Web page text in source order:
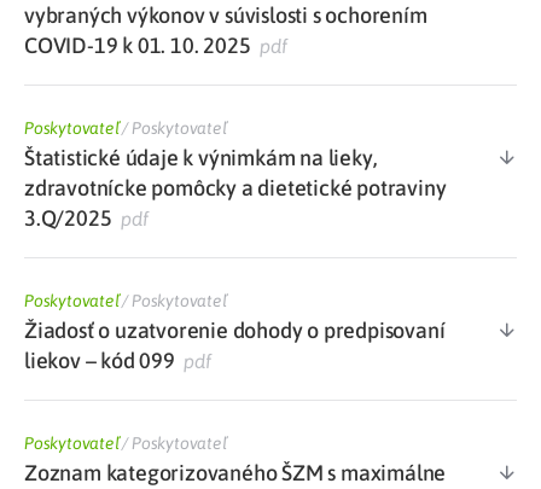
vybraných výkonov v súvislosti s ochorením
COVID-19 k 01. 10. 2025 pdf
Poskytovateľ/Poskytovateľ
Štatistické údaje k výnimkám na lieky,
zdravotnícke pomôcky a dietetické potraviny
3.Q/2025 pdf
Poskytovateľ/Poskytovateľ
Žiadosť o uzatvorenie dohody o predpisovaní
liekov – kód 099 pdf
Poskytovateľ/Poskytovateľ
Zoznam kategorizovaného ŠZM s maximálne